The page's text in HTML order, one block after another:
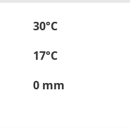
30°C
17°C
0 mm